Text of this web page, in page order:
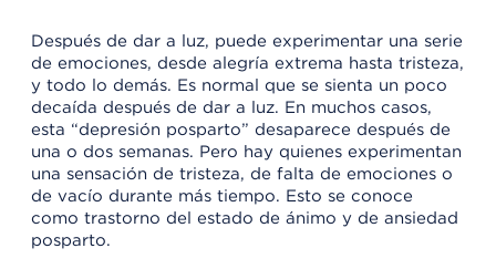
Después de dar a luz, puede experimentar una serie
de emociones, desde alegría extrema hasta tristeza,
y todo lo demás. Es normal que se sienta un poco
decaída después de dar a luz. En muchos casos,
esta “depresión posparto” desaparece después de
una o dos semanas. Pero hay quienes experimentan
una sensación de tristeza, de falta de emociones o
de vacío durante más tiempo. Esto se conoce
como trastorno del estado de ánimo y de ansiedad
posparto.